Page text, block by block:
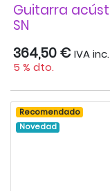
Guitarra
SN
364,50 € IVA inc.
5 % dto.
Recomendado
Novedad